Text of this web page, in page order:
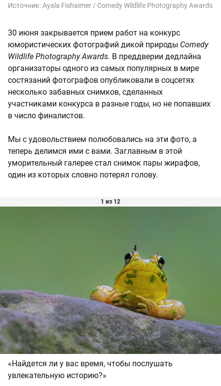
Источник:Ayala Fishaimer / Comedy Wildlife Photography Awards
30 июня закрывается прием работ на конкурс
юмористических фотографий дикой природы Comedy
Wildlife Photography Awards. В преддверии дедлайна
организаторы одного из самых популярных в мире
состязаний фотографов опубликовали в соцсетях
несколько забавных снимков, сделанных
участниками конкурса в разные годы, но не попавших
в число финалистов.
Мы с удовольствием полюбовались на эти фото, а
теперь делимся ими с вами. Заглавным в этой
уморительный галерее стал снимок пары жирафов,
один из которых словно потерял голову.
1 из 12
«Найдется ли у вас время, чтобы послушать
увлекательную историю?»